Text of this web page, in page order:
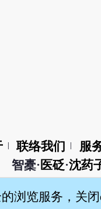
联络我们 服
智橐· 医砭·沈药
浏览服务，关